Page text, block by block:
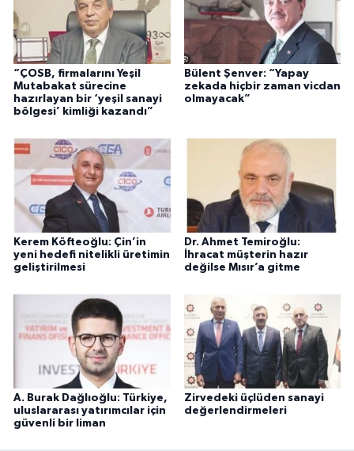
“ÇOSB, firmalarını Yeşil
Mutabakat sürecine
hazırlayan bir ‘yeşil sanayi
bölgesi’ kimliği kazandı”
Bülent Şenver: “Yapay
zekada hiçbir zaman vicdan
olmayacak”
Kerem Köfteoğlu: Çin’in
yeni hedefi nitelikli üretimin
geliştirilmesi
Dr. Ahmet Temiroğlu:
İhracat müşterin hazır
değilse Mısır’a gitme
A. Burak Dağlıoğlu: Türkiye,
uluslararası yatırımcılar için
güvenli bir liman
Zirvedeki üçlüden sanayi
değerlendirmeleri